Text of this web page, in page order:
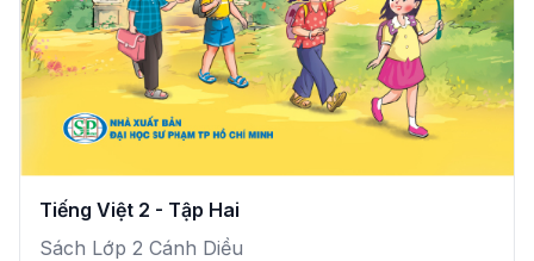
Tiếng Việt 2 - Tập Hai
Sách Lớp 2 Cánh Diều